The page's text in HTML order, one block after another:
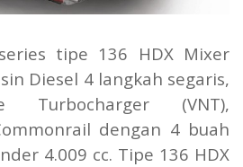
tipe 136 HDX Mixer
Diesel 4 langkah segaris,
Turbocharger (VNT),
dengan 4 buah
4.009 cc. Tipe 136 HDX